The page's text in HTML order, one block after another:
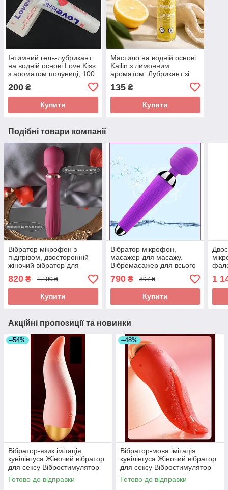
Інтимний гель-лубрикант
на водній основі Love Kiss
з ароматом полуниці, 100
полуничне
200 ₴
Купити
Мастило на водній основі
Kailin з лимонним
ароматом. Лубрикант зі
смаком лимона для сексу
– 30 мл.
135₴
Купити
Подібні товари компанії
Вібратор мікрофон з
підігрівом, двосторонній
жіночий вібратор для
сексу. Стимулятор
вібромасажер
820 ₴ 1 100 ₴
Купити
Вібратор мікрофон,
масажер для масажу.
Вібромасажер для всього
тіла та стимулятор для
сексу
790₴ 897 ₴
Купити
1
Акційні пропозиції та новинки
–54%
Вібратор-язик імітація
кунілінгуса Жіночий вібратор
для сексу Вібростимулятор
Подарунок жінці
Готово до відправки
–48%
Вібратор-мова імітація
кунілінгуса Жіночий вібратор
для сексу Вібростимулятор
Еротичний подарунок
Червоний
Готово до відправки